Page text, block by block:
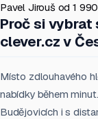
Pavel Jirouš od 1
Proč si
clever.cz v
Místo zdlouhavého
nabídky během
Budějovicích i s